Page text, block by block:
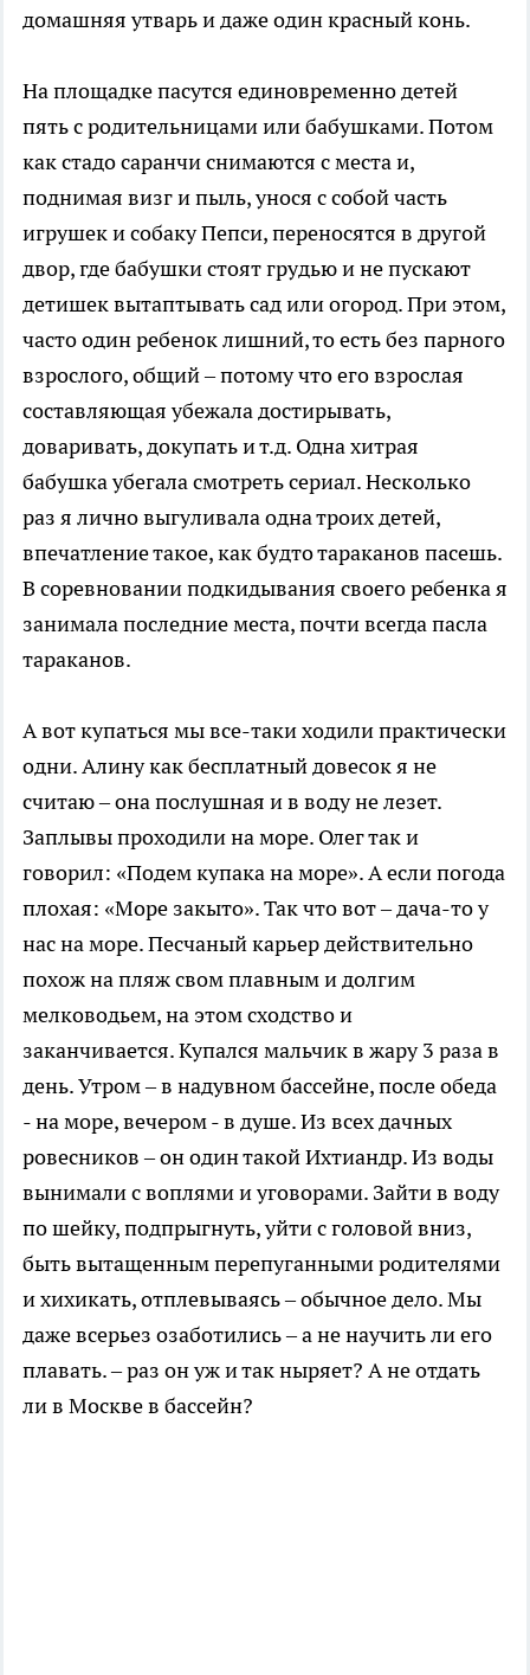
домашняя утварь и даже один красный конь.
На площадке пасутся единовременно детей
пять с родительницами или бабушками. Потом
как стадо саранчи снимаются с места и,
поднимая визг и пыль, унося с собой часть
игрушек и собаку Пепси, переносятся в другой
двор, где бабушки стоят грудью и не пускают
детишек вытаптывать сад или огород. При этом,
часто один ребенок лишний, то есть без парного
взрослого, общий – потому что его взрослая
составляющая убежала достирывать,
доваривать, докупать и т.д. Одна хитрая
бабушка убегала смотреть сериал. Несколько
раз я лично выгуливала одна троих детей,
впечатление такое, как будто тараканов пасешь.
В соревновании подкидывания своего ребенка я
занимала последние места, почти всегда пасла
тараканов.
А вот купаться мы все-таки ходили практически
одни. Алину как бесплатный довесок я не
считаю – она послушная и в воду не лезет.
Заплывы проходили на море. Олег так и
говорил: «Подем купака на море». А если погода
плохая: «Море закыто». Так что вот – дача-то у
нас на море. Песчаный карьер действительно
похож на пляж свом плавным и долгим
мелководьем, на этом сходство и
заканчивается. Купался мальчик в жару 3 раза в
день. Утром – в надувном бассейне, после обеда
- на море, вечером - в душе. Из всех дачных
ровесников – он один такой Ихтиандр. Из воды
вынимали с воплями и уговорами. Зайти в воду
по шейку, подпрыгнуть, уйти с головой вниз,
быть вытащенным перепуганными родителями
и хихикать, отплевываясь – обычное дело. Мы
даже всерьез озаботились – а не научить ли его
плавать. – раз он уж и так ныряет? А не отдать
ли в Москве в бассейн?